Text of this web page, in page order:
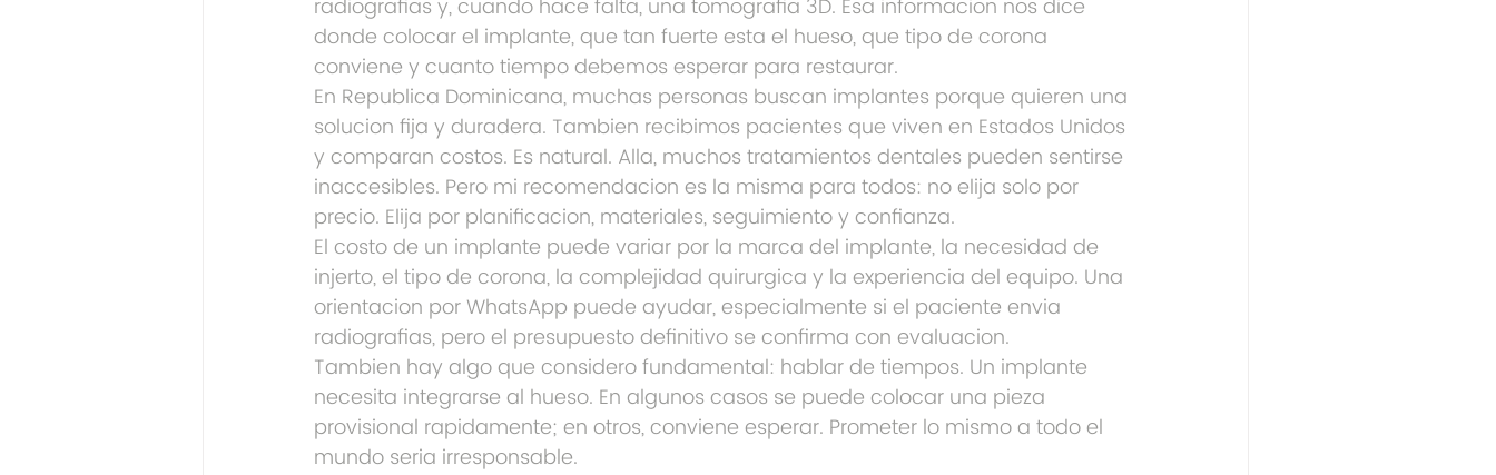
radiografias y, cuando hace falta, una tomografia 3D. Esa informacion nos dice
donde colocar el implante, que tan fuerte esta el hueso, que tipo de corona
conviene y cuanto tiempo debemos esperar para restaurar.
En Republica Dominicana, muchas personas buscan implantes porque quieren una
solucion fija y duradera. Tambien recibimos pacientes que viven en Estados Unidos
y comparan costos. Es natural. Alla, muchos tratamientos dentales pueden sentirse
inaccesibles. Pero mi recomendacion es la misma para todos: no elija solo por
precio. Elija por planificacion, materiales, seguimiento y confianza.
El costo de un implante puede variar por la marca del implante, la necesidad de
injerto, el tipo de corona, la complejidad quirurgica y la experiencia del equipo. Una
orientacion por WhatsApp puede ayudar, especialmente si el paciente envia
radiografias, pero el presupuesto definitivo se confirma con evaluacion.
Tambien hay algo que considero fundamental: hablar de tiempos. Un implante
necesita integrarse al hueso. En algunos casos se puede colocar una pieza
provisional rapidamente; en otros, conviene esperar. Prometer lo mismo a todo el
mundo seria irresponsable.